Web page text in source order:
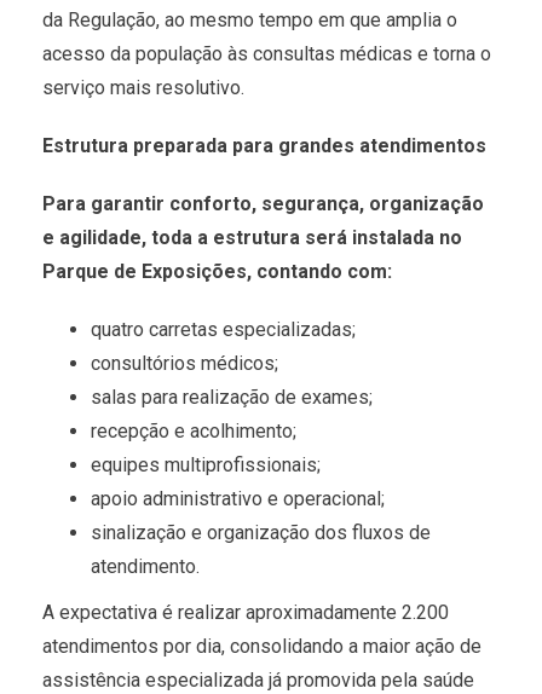
da Regulação, ao mesmo tempo em que amplia o
acesso da população às consultas médicas e torna o
serviço mais resolutivo.
Estrutura preparada para grandes atendimentos
Para garantir conforto, segurança, organização
e agilidade, toda a estrutura será instalada no
Parque de Exposições, contando com:
quatro carretas especializadas;
consultórios médicos;
salas para realização de exames;
recepção e acolhimento;
equipes multiprofissionais;
apoio administrativo e operacional;
sinalização e organização dos fluxos de
atendimento.
A expectativa é realizar aproximadamente 2.200
atendimentos por dia, consolidando a maior ação de
assistência especializada já promovida pela saúde